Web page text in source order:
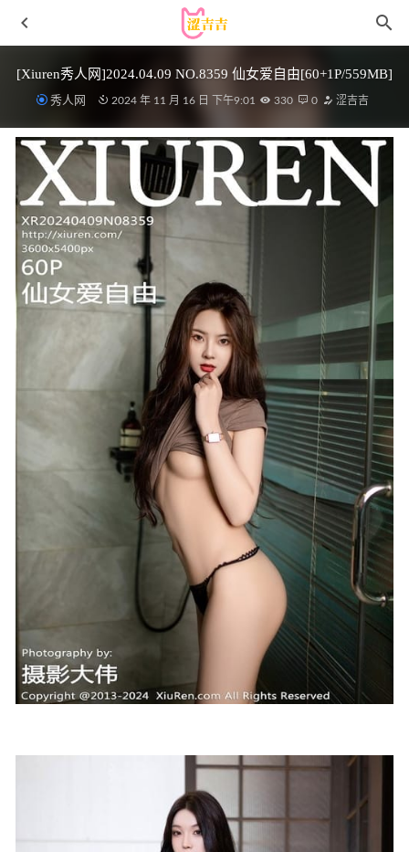
[Xiuren秀人网]2024.04.09 NO.8359 仙女爱自由[60+1P/559MB]
秀人网 2024 年 11 月 16 日 下午9:01 330 0 涩吉吉
[Xiuren秀人网]2024.01.24 NO.8014 梦心玥[84+1P/684MB]
2024-05-07
[Xiuren秀人网] 2024.12.23 NO.9641 Zoe柚柚 [84P 836.14
[Xiuren秀人网]2023.11.15 NO.7666 诗诗kiki[82+1P/701MB]
2024-05-01
星澜是澜澜叫澜妹呀 – NO.07 浴室胶带2[41P1V-820MB]
雨波_HaneAme – NO.400 春樱内衣[32P-405MB] 2025-07-03